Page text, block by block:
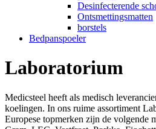
Desinfecterende
Ontsmettingsmatten
borstels
Bedpanspoeler
Laboratorium
Medicsteel heeft als medisch
koelingen. In ons ruime assortiment
Europese topmerken zijn de volgende